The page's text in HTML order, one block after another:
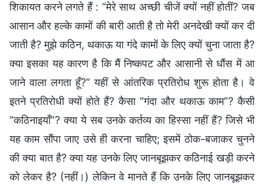
शिकायत करने लगते हैं : “मेरे साथ अच्छी चीजें क्यों नहीं होतीं? जब
आसान और हल्के कामों की बारी आती है तो मेरी अनदेखी क्यों कर दी
जाती है? मुझे कठिन, थकाऊ या गंदे कामों के लिए क्यों चुना जाता है?
क्या इसका यह कारण है कि मैं निष्कपट और आसानी से धौंस में आ
जाने वाला लगता हूँ?” यहीं से आंतरिक प्रतिरोध शुरू होता है। वे
इतने प्रतिरोधी क्यों होते हैं? कैसा “गंदा और थकाऊ काम”? कैसी
“कठिनाइयाँ”? क्या ये सब उनके कर्तव्य का हिस्सा नहीं हैं? जिसे भी
यह काम सौंपा जाए उसे ही करना चाहिए; इसमें ठोक-बजाकर चुनने
की क्या बात है? क्या यह उनके लिए जानबूझकर कठिनाई खड़ी करने
को लेकर है? (नहीं।) लेकिन वे मानते हैं कि उनके लिए जानबूझकर